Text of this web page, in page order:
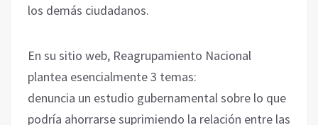
los demás ciudadanos.
En su sitio web, Reagrupamiento Nacional
plantea esencialmente 3 temas:
denuncia un estudio gubernamental sobre lo que
podría ahorrarse suprimiendo la relación entre las